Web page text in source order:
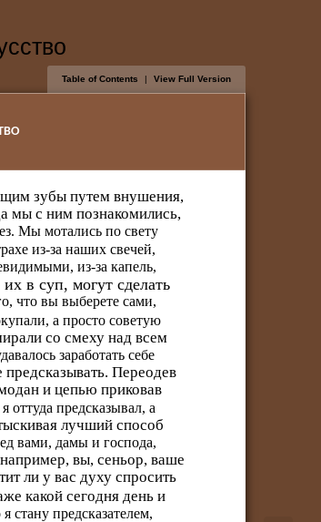
Table of Contents | View Full Version
зубы путем внушения,
мы с ним познакомились,
Мы мотались по свету
из-за наших свечей,
из-за капель,
в суп, могут сделать
что вы выберете сами,
а просто советую
со смеху над всем
заработать себе
предсказывать. Переодев
и цепью приковав
оттуда предсказывал, а
лучший способ
вами, дамы и господа,
вы, сеньор, ваше
ли у вас духу спросить
какой сегодня день и
стану предсказателем,